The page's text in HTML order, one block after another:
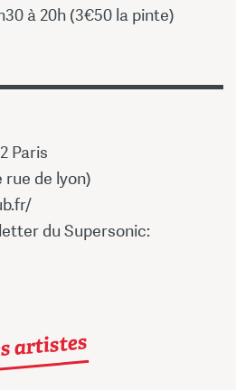
à 20h (3€50 la pinte)
Paris
de lyon)
du Supersonic:
artistes